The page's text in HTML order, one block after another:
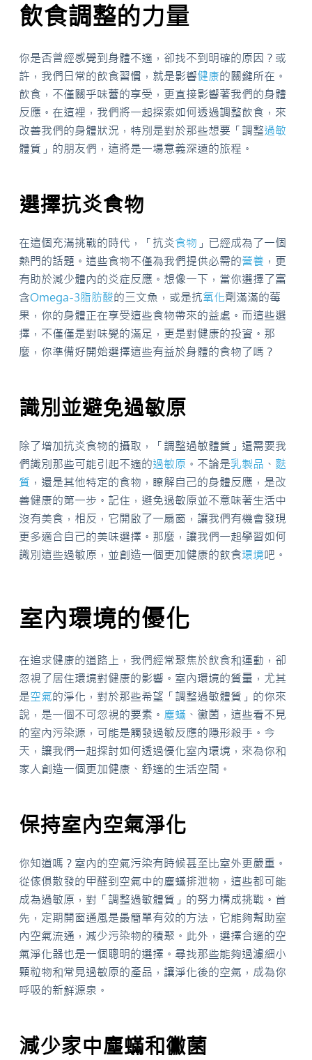
飲食調整的力量
你是否曾經感覺到身體不適，卻找不到明確的原因？或
許，我們日常的飲食習慣，就是影響健康的關鍵所在。
飲食，不僅關乎味蕾的享受，更直接影響著我們的身體
反應。在這裡，我們將一起探索如何透過調整飲食，來
改善我們的身體狀況，特別是對於那些想要「調整過敏
體質」的朋友們，這將是一場意義深遠的旅程。
選擇抗炎食物
在這個充滿挑戰的時代，「抗炎食物 」已經成為了一個
熱門的話題。這些食物不僅為我們提供必需的營養 ，更
有助於減少體內的炎症反應。想像一下，當你選擇了富
含Omega-3脂肪酸的三文魚，或是抗氧化劑滿滿的莓
果，你的身體正在享受這些食物帶來的益處。而這些選
擇，不僅僅是對味覺的滿足，更是對健康的投資。那
麼，你準備好開始選擇這些有益於身體的食物了嗎？
識別並避免過敏原
除了增加抗炎食物的攝取，「調整過敏體質」還需要我
們識別那些可能引起不適的過敏原 。不論是乳製品 、 麩
質 ，還是其他特定的食物，瞭解自己的身體反應，是改
善健康的第一步。記住，避免過敏原並不意味著生活中
沒有美食，相反，它開啟了一扇窗，讓我們有機會發現
更多適合自己的美味選擇。那麼，讓我們一起學習如何
識別這些過敏原，並創造一個更加健康的飲食環境吧。
室內環境的優化
在追求健康的道路上，我們經常聚焦於飲食和運動，卻
忽視了居住環境對健康的影響。室內環境的質量，尤其
是空氣的淨化，對於那些希望「調整過敏體質」的你來
說，是一個不可忽視的要素。 塵蟎 、黴菌，這些看不見
的室內污染源，可能是觸發過敏反應的隱形殺手。今
天，讓我們一起探討如何透過優化室內環境，來為你和
家人創造一個更加健康、舒適的生活空間。
保持室內空氣淨化
你知道嗎？室內的空氣污染有時候甚至比室外更嚴重。
從傢俱散發的甲醛到空氣中的塵蟎排泄物，這些都可能
成為過敏原，對「調整過敏體質」的努力構成挑戰。首
先，定期開窗通風是最簡單有效的方法，它能夠幫助室
內空氣流通，減少污染物的積聚。此外，選擇合適的空
氣淨化器也是一個聰明的選擇。尋找那些能夠過濾細小
顆粒物和常見過敏原的產品，讓淨化後的空氣，成為你
呼吸的新鮮源泉。
減少家中塵蟎和黴菌